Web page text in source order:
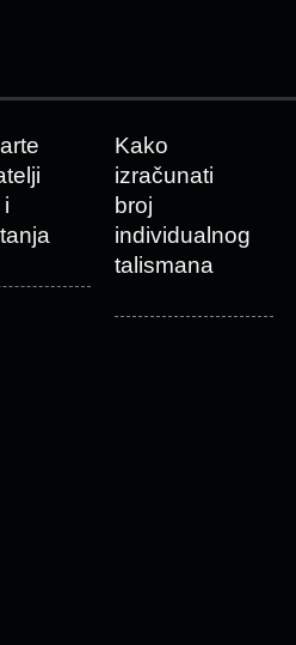
Kako
izračunati
broj
individualnog
talismana